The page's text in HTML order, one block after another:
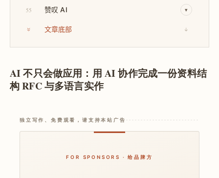
55 赞叹 AI ▾
文章底部 ↓
AI 不只会做应用：用 AI 协作完成一份资料结
构 RFC 与多语言实作
独立写作、免费观看，请支持本站广告
FOR SPONSORS · 给品牌方